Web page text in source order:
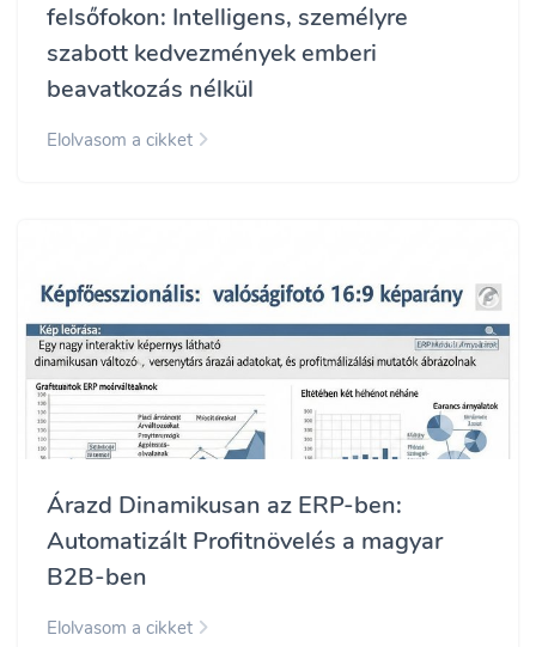
felsőfokon: Intelligens, személyre
szabott kedvezmények emberi
beavatkozás nélkül
Elolvasom a cikket
Árazd Dinamikusan az ERP-ben:
Automatizált Profitnövelés a magyar
B2B-ben
Elolvasom a cikket